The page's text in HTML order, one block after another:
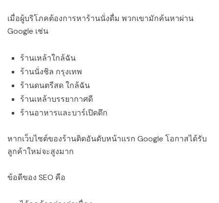
เมื่อผู้บริโภคต้องการหาร้านนั่งดื่ม พวกเขามักค้นหาผ่าน
Google เช่น
ร้านเหล้าใกล้ฉัน
ร้านนั่งชิล กรุงเทพ
ร้านดนตรีสด ใกล้ฉัน
ร้านเหล้าบรรยากาศดี
ร้านอาหารและบาร์เปิดดึก
หากเว็บไซต์ของร้านติดอันดับหน้าแรก Google โอกาสได้รับ
ลูกค้าใหม่จะสูงมาก
ข้อดีของ SEO คือ